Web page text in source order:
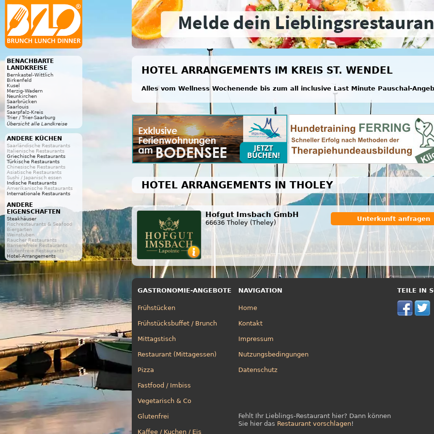
BENACHBARTE
LANDKREISE
Bernkastel-Wittlich
Birkenfeld
Kusel
Merzig-Wadern
Neunkirchen
Saarbrücken
Saarlouis
Saarpfalz-Kreis
Trier / Trier-Saarburg
Übersicht alle Landkreise
ANDERE KÜCHEN
Saarländische Restaurants
Italienische Restaurants
Griechische Restaurants
Türkische Restaurants
Chinesische Restaurants
Asiatische Restaurants
Sushi / Japanisch essen
Indische Restaurants
Amerikanische Restaurants
Internationale Restaurants
ANDERE
EIGENSCHAFTEN
Steakhäuser
Fischrestaurants & Seafood
Biergarten
Weinstuben
Raucher Restaurants
Barrierefreie Restaurants
Glutenfreie Restaurants
Hotel-Arrangements
HOTEL ARRANGEMENTS IM KREIS ST. WENDEL
Alles vom Wellness Wochenende bis zum all inclusive Last Minute Pauschal-
HOTEL ARRANGEMENTS IN THOLEY
Hofgut Imsbach GmbH
66636 Tholey (Theley)
Unterkunft anfragen
GASTRONOMIE-ANGEBOTE
Frühstücken
Frühstücksbuffet / Brunch
Mittagstisch
Restaurant (Mittagessen)
Pizza
Fastfood / Imbiss
Vegetarisch & Co
Glutenfrei
Kaffee / Kuchen / Eis
NAVIGATION
Home
Kontakt
Impressum
Nutzungsbedingungen
Datenschutz
Fehlt Ihr Lieblings-Restaurant hier? Dann können
Sie hier das Restaurant vorschlagen!
TEILE IN